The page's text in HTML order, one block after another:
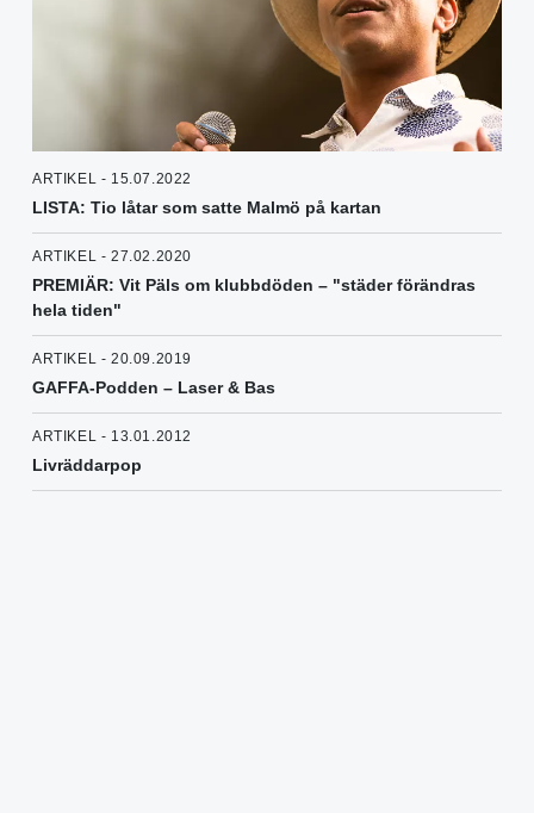
ARTIKEL - 15.07.2022
LISTA: Tio låtar som satte Malmö på kartan
ARTIKEL - 27.02.2020
PREMIÄR: Vit Päls om klubbdöden – "städer förändras
hela tiden"
ARTIKEL - 20.09.2019
GAFFA-Podden – Laser & Bas
ARTIKEL - 13.01.2012
Livräddarpop